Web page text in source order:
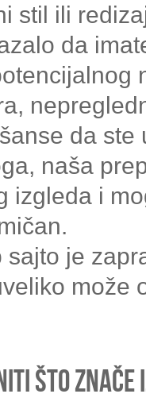
stil ili
da
da
naša
izgleda i
sajto je
može
što